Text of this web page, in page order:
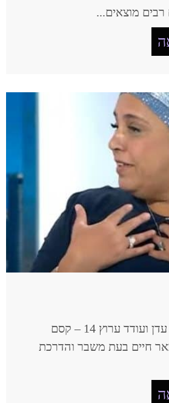
רבים מוצאים...
שידור מס' 1 אצל עדן ועודד ערוץ 14 – קסם
חיים בעת משבר והדרכת